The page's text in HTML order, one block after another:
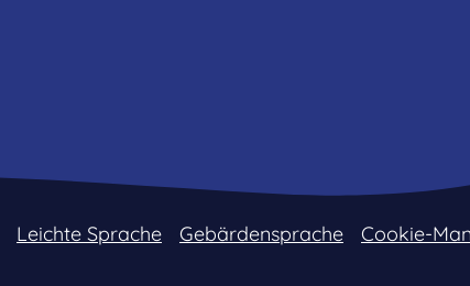
Leichte Sprache Gebärdensprache Cookie-